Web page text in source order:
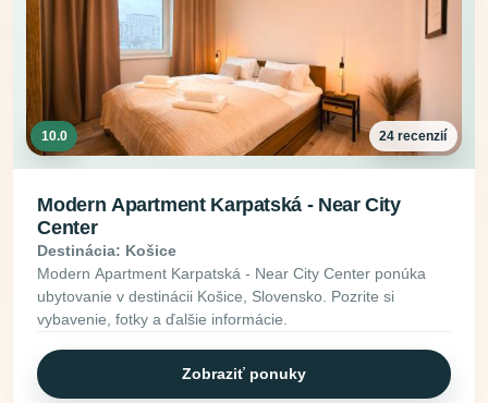
10.0 24 recenzií
Modern Apartment Karpatská - Near City
Center
Destinácia: Košice
Modern Apartment Karpatská - Near City Center ponúka
ubytovanie v destinácii Košice, Slovensko. Pozrite si
vybavenie, fotky a ďalšie informácie.
Zobraziť ponuky